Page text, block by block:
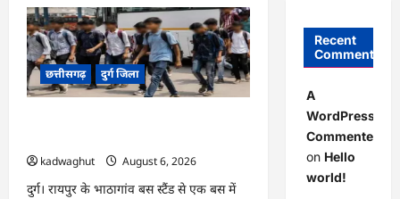
CG
:
अतिथि
शिक्षकों
के
लिए
12
अगस्त
…
छत्तीसगढ़ दुर्ग जिला
kadwaghut
August 6, 2026
दुर्ग। रायपुर के भाठागांव बस स्टैंड से एक बस में
Recent
Comments
A
WordPress
Commenter
on Hello
world!